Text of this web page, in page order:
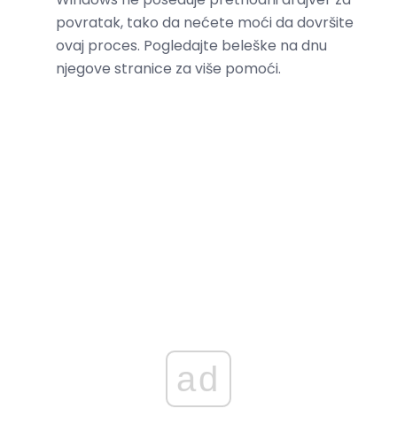
povratak, tako da nećete moći da dovršite
ovaj proces. Pogledajte beleške na dnu
njegove stranice za više pomoći.
ad